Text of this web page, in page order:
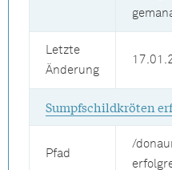
Letzte
Änderung
Sumpfschildkröten
Pfad
/